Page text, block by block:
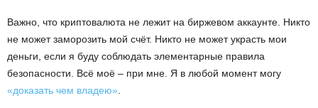
Важно, что криптовалюта не лежит на биржевом аккаунте. Никто
не может заморозить мой счёт. Никто не может украсть мои
деньги, если я буду соблюдать элементарные правила
безопасности. Всё моё – при мне. Я в любой момент могу
«доказать чем владею»